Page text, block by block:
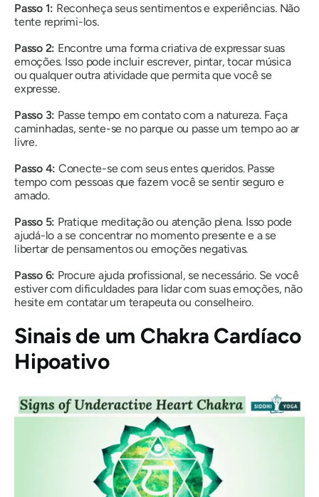
Passo 1: Reconheça seus sentimentos e experiências. Não
tente reprimi-los.
Passo 2: Encontre uma forma criativa de expressar suas
emoções. Isso pode incluir escrever, pintar, tocar música
ou qualquer outra atividade que permita que você se
expresse.
Passo 3: Passe tempo em contato com a natureza. Faça
caminhadas, sente-se no parque ou passe um tempo ao ar
livre.
Passo 4: Conecte-se com seus entes queridos. Passe
tempo com pessoas que fazem você se sentir seguro e
amado.
Passo 5: Pratique meditação ou atenção plena. Isso pode
ajudá-lo a se concentrar no momento presente e a se
libertar de pensamentos ou emoções negativas.
Passo 6: Procure ajuda profissional, se necessário. Se você
estiver com dificuldades para lidar com suas emoções, não
hesite em contatar um terapeuta ou conselheiro.
Sinais de um Chakra Cardíaco
Hipoativo